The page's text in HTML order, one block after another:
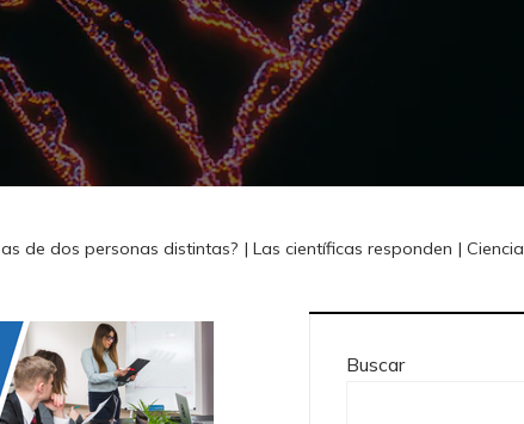
de dos personas distintas? | Las científicas responden | Ciencia
Buscar